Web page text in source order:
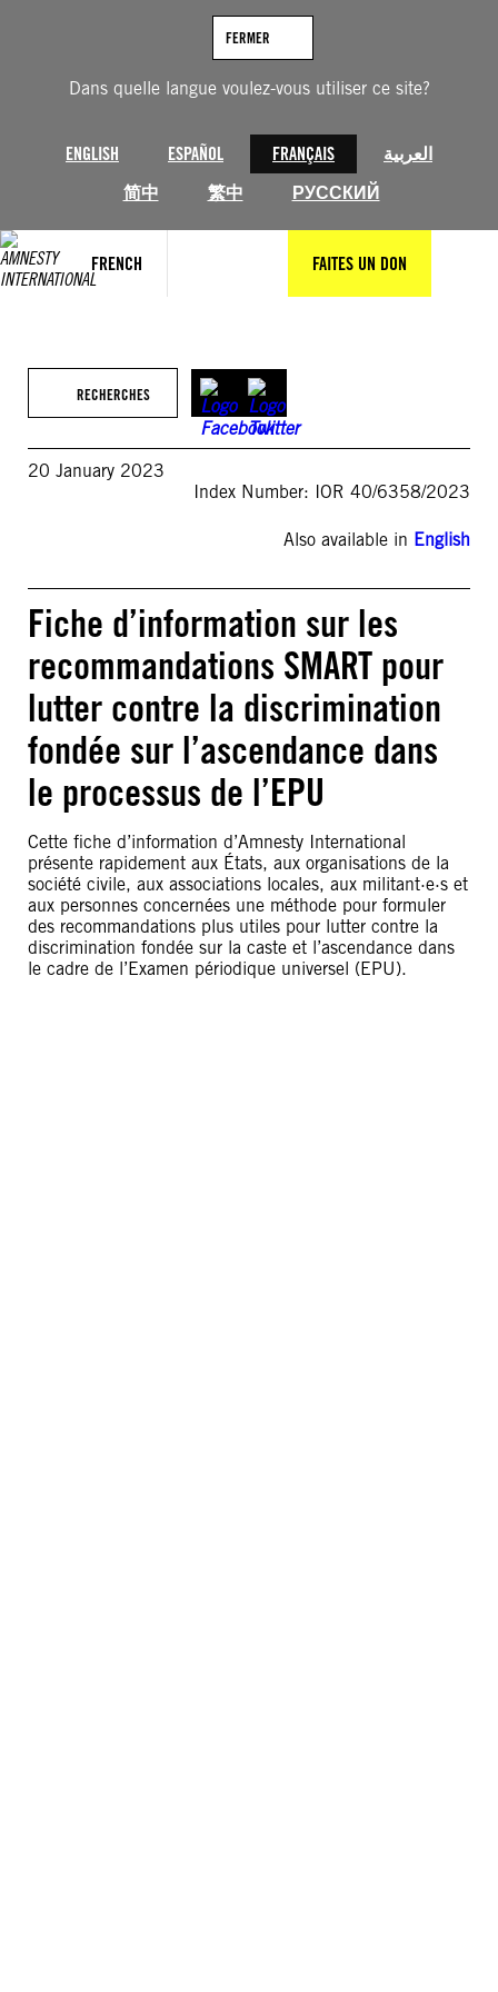
Dans quelle langue voulez-vous utiliser ce site?
ENGLISH ESPAÑOL FRANÇAIS
العربية
简中
繁中 РУССКИЙ
FERMER
FRENCH FAITES UN DON
RECHERCHES
20 January 2023
Index Number: IOR 40/6358/2023
Also available in English
Fiche d’information sur les
recommandations SMART pour
lutter contre la discrimination
fondée sur l’ascendance dans
le processus de l’EPU
Cette fiche d’information d’Amnesty International
présente rapidement aux États, aux organisations de la
société civile, aux associations locales, aux militant·e·s et
aux personnes concernées une méthode pour formuler
des recommandations plus utiles pour lutter contre la
discrimination fondée sur la caste et l’ascendance dans
le cadre de l’Examen périodique universel (EPU).